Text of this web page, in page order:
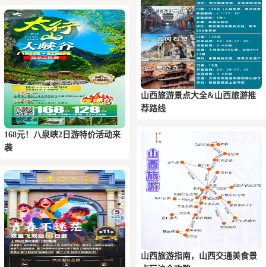
168元！八泉峡2日游特价活动来
袭
山西旅游景点大全&山西旅游推
荐路线
山西旅游指南，山西交通美食景